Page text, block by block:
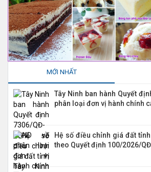
MỚI NHẤT
Tây Ninh ban hành Quyết
phân loại đơn vị hành chính
Hệ số điều chỉnh giá đất
theo Quyết định 100/2026/